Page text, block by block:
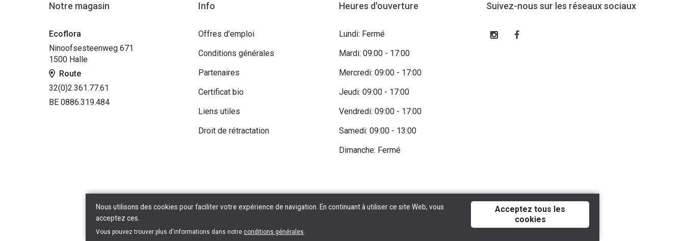
Notre magasin
Ecoflora
Ninoofsesteenweg 671
1500 Halle
Route
32(0)2.361.77.61
BE 0886.319.484
Info
Offres d'emploi
Conditions générales
Partenaires
Certificat bio
Liens utiles
Droit de rétractation
Heures d'ouverture
Lundi: Fermé
Mardi: 09:00 - 17:00
Mercredi: 09:00 - 17:00
Jeudi: 09:00 - 17:00
Vendredi: 09:00 - 17:00
Samedi: 09:00 - 13:00
Dimanche: Fermé
Suivez-nous sur les réseaux sociaux
Copyright © 2026 Tilroy. All Rights Reserved | Powered By
Nous utilisons des cookies pour faciliter votre expérience de navigation. En continuant à utiliser ce site Web, vous
acceptez ces.
Vous pouvez trouver plus d'informations dans notre conditions générales.
Acceptez tous les
cookies